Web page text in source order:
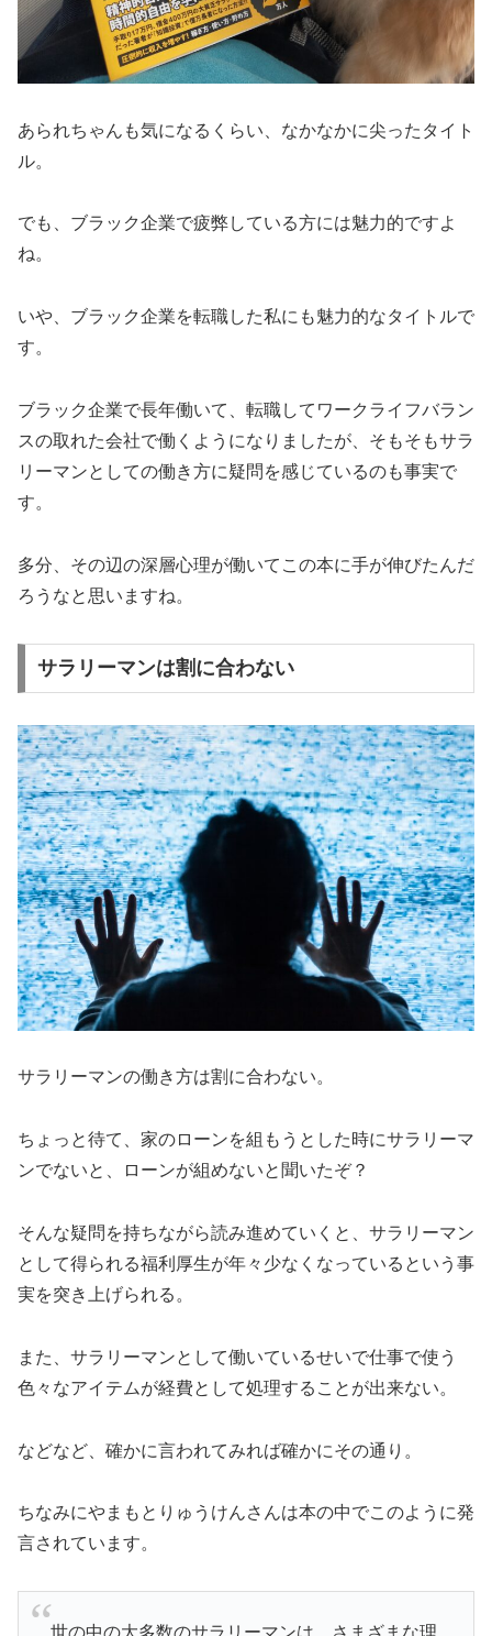
あられちゃんも気になるくらい、なかなかに尖ったタイト
ル。
でも、ブラック企業で疲弊している方には魅力的ですよ
ね。
いや、ブラック企業を転職した私にも魅力的なタイトルで
す。
ブラック企業で長年働いて、転職してワークライフバラン
スの取れた会社で働くようになりましたが、そもそもサラ
リーマンとしての働き方に疑問を感じているのも事実で
す。
多分、その辺の深層心理が働いてこの本に手が伸びたんだ
ろうなと思いますね。
サラリーマンは割に合わない
サラリーマンの働き方は割に合わない。
ちょっと待て、家のローンを組もうとした時にサラリーマ
ンでないと、ローンが組めないと聞いたぞ？
そんな疑問を持ちながら読み進めていくと、サラリーマン
として得られる福利厚生が年々少なくなっているという事
実を突き上げられる。
また、サラリーマンとして働いているせいで仕事で使う
色々なアイテムが経費として処理することが出来ない。
などなど、確かに言われてみれば確かにその通り。
ちなみにやまもとりゅうけんさんは本の中でこのように発
言されています。
世の中の大多数のサラリーマンは、さまざまな理